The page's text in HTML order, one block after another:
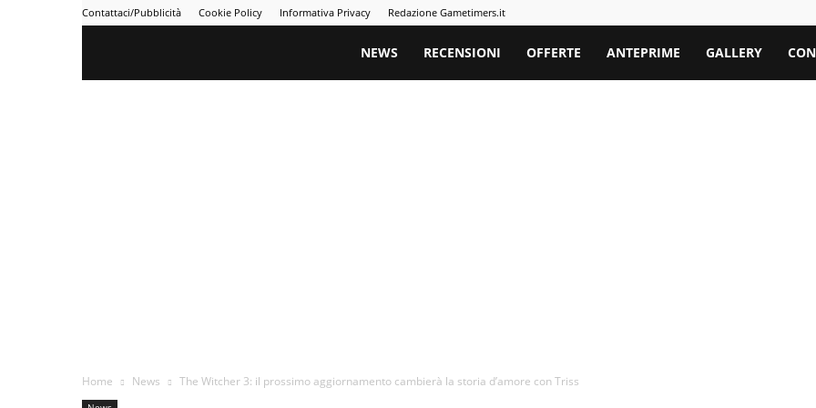
Contattaci/Pubblicità Cookie Policy Informativa Privacy Redazione Gametimers.it
Gametimers
NEWS RECENSIONI OFFERTE ANTEPRIME GALLERY
Home News The Witcher 3: il prossimo aggiornamento cambierà la storia d’amore con Triss